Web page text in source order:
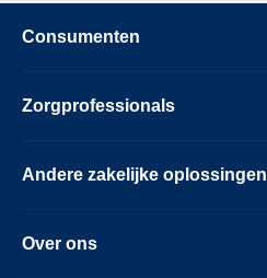
Consumenten
Zorgprofessionals
Andere zakelijke oplossingen
Over ons